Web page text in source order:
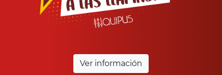
Ver información